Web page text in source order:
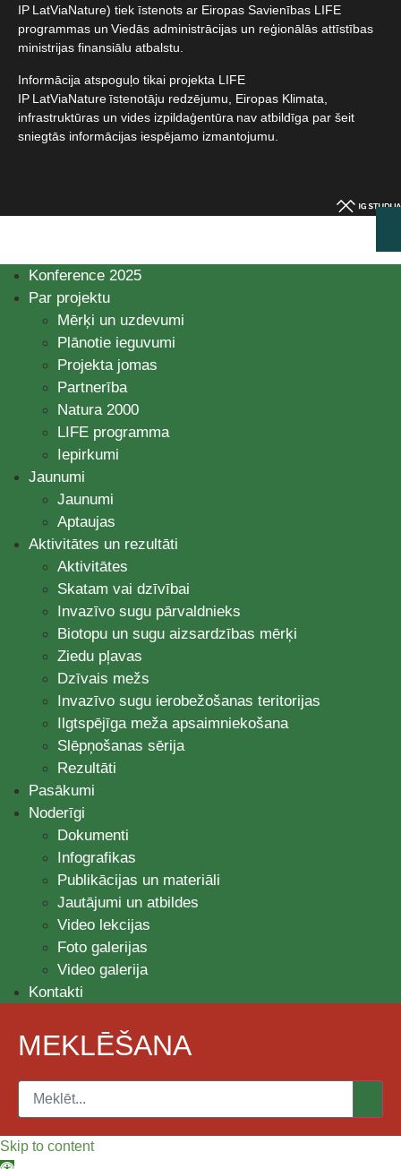
IP LatViaNature) tiek īstenots ar Eiropas Savienības LIFE
programmas un Viedās administrācijas un reģionālās attīstības
ministrijas finansiālu atbalstu.​
Informācija atspoguļo tikai projekta LIFE
IP LatViaNature īstenotāju redzējumu, Eiropas Klimata,
infrastruktūras un vides izpildaģentūra nav atbildīga par šeit
sniegtās informācijas iespējamo izmantojumu.​
Konference 2025
Par projektu
Mērķi un uzdevumi
Plānotie ieguvumi
Projekta jomas
Partnerība
Natura 2000
LIFE programma
Iepirkumi
Jaunumi
Jaunumi
Aptaujas
Aktivitātes un rezultāti
Aktivitātes
Skatam vai dzīvībai
Invazīvo sugu pārvaldnieks
Biotopu un sugu aizsardzības mērķi
Ziedu pļavas
Dzīvais mežs
Invazīvo sugu ierobežošanas teritorijas
Ilgtspējīga meža apsaimniekošana
Slēpņošanas sērija
Rezultāti
Pasākumi
Noderīgi
Dokumenti
Infografikas
Publikācijas un materiāli
Jautājumi un atbildes
Video lekcijas
Foto galerijas
Video galerija
Kontakti
MEKLĒŠANA
Skip to content